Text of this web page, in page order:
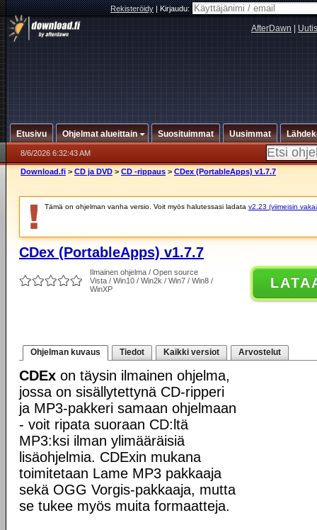
Rekisteröidy|Kirjaudu:
AfterDawn
Etusivu Ohjelmat alueittain Suosituimmat Uusimmat
8/6/2026 6:32:43 AM
Download.fi > CD ja DVD > CD -rippaus > CDex (PortableApps) v1.7.7
Tämä on ohjelman vanha versio. Voit myös halutessasi ladata v2.23 (viimeisin
CDex (PortableApps) v1.7.7
Ilmainen ohjelma / Open source
Vista / Win10 / Win2k / Win7 / Win8 /
WinXP
Ohjelman kuvaus Tiedot Kaikki versiot Arvostelut
CDEx on täysin ilmainen ohjelma,
jossa on sisällytettynä CD-ripperi
ja MP3-pakkeri samaan ohjelmaan
- voit ripata suoraan CD:ltä
MP3:ksi ilman ylimääräisiä
lisäohjelmia. CDExin mukana
toimitetaan Lame MP3 pakkaaja
sekä OGG Vorgis-pakkaaja, mutta
se tukee myös muita formaatteja.